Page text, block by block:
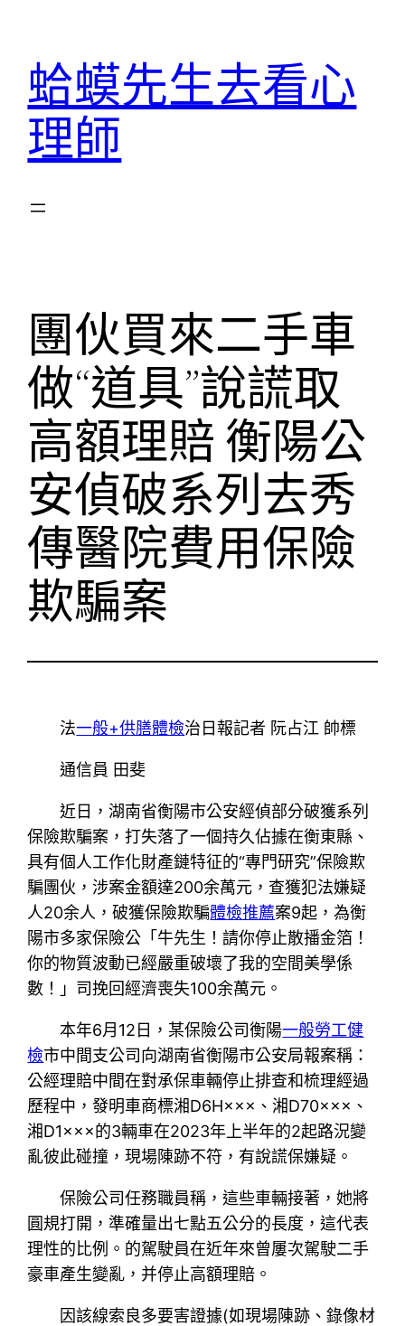
蛤蟆先生去看心
理師
團伙買來二手車
做“道具”說謊取
高額理賠 衡陽公
安偵破系列去秀
傳醫院費用保險
欺騙案
法一般+供膳體檢治日報記者 阮占江 帥標
通信員 田斐
近日，湖南省衡陽市公安經偵部分破獲系列
保險欺騙案，打失落了一個持久佔據在衡東縣、
具有個人工作化財產鏈特征的“專門研究”保險欺
騙團伙，涉案金額達200余萬元，查獲犯法嫌疑
人20余人，破獲保險欺騙體檢推薦案9起，為衡
陽市多家保險公「牛先生！請你停止散播金箔！
你的物質波動已經嚴重破壞了我的空間美學係
數！」司挽回經濟喪失100余萬元。
本年6月12日，某保險公司衡陽一般勞工健
檢市中間支公司向湖南省衡陽市公安局報案稱：
公經理賠中間在對承保車輛停止排查和梳理經過
歷程中，發明車商標湘D6H×××、湘D70×××、
湘D1×××的3輛車在2023年上半年的2起路況變
亂彼此碰撞，現場陳跡不符，有說謊保嫌疑。
保險公司任務職員稱，這些車輛接著，她將
圓規打開，準確量出七點五公分的長度，這代表
理性的比例。的駕駛員在近年來曾屢次駕駛二手
豪車產生變亂，并停止高額理賠。
因該線索良多要害證據(如現場陳跡、錄像材